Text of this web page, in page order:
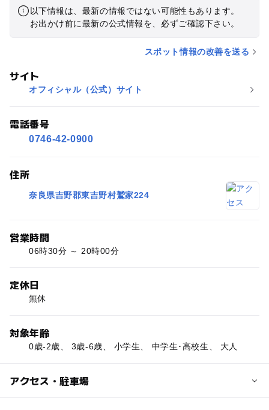
以下情報は、最新の情報ではない可能性もあります。
お出かけ前に最新の公式情報を、必ずご確認下さい。
スポット情報の改善を送る
サイト
オフィシャル（公式）サイト
電話番号
0746-42-0900
住所
奈良県吉野郡東吉野村鷲家224
営業時間
06時30分 ～ 20時00分
定休日
無休
対象年齢
0歳-2歳、 3歳-6歳、 小学生、 中学生･高校生、 大人
アクセス・駐車場